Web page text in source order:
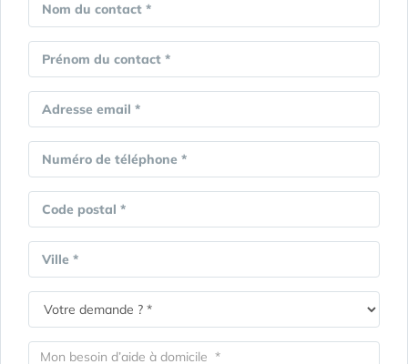
Nom du contact *
Prénom du contact *
Adresse email *
Numéro de téléphone *
Code postal *
Ville *